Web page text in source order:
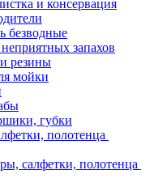
и консервация
безводные
запахов
резины
мойки
губки
полотенца
салфетки, полотенца